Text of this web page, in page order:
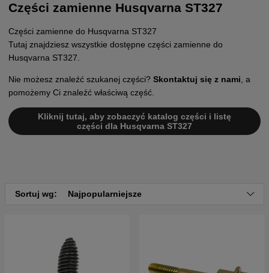
Części zamienne Husqvarna ST327
Części zamienne do Husqvarna ST327
Tutaj znajdziesz wszystkie dostępne części zamienne do
Husqvarna ST327.
Nie możesz znaleźć szukanej części? Skontaktuj się z nami, a
pomożemy Ci znaleźć właściwą część.
Kliknij tutaj, aby zobaczyć katalog części i listę
części dla Husqvarna ST327
Sortuj wg: Najpopularniejsze